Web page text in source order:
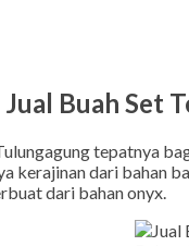
Jual Buah Set
tepatnya
kerajinan dari bahan
dari bahan onyx.